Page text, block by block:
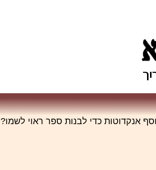
אנקדוטות כדי לבנות ספר ראוי לשמו?